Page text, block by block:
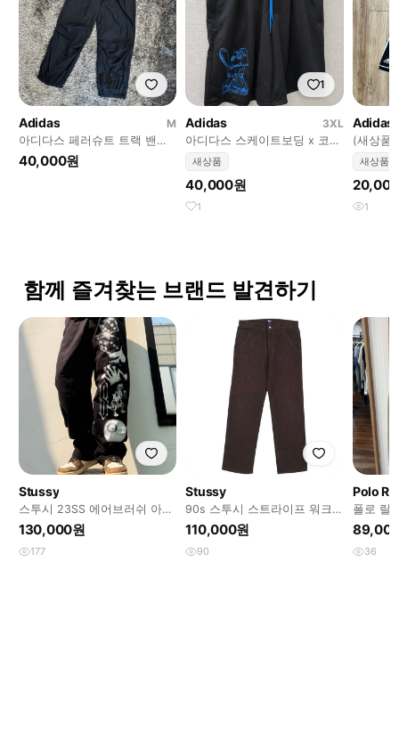
Adidas
M
아디다스 페러슈트 트랙 밴딩
팬츠 (M)
40,000원
1
Adidas
3XL
아디다스 스케이트보딩 x 코건
컬트 쇼츠 사이즈3XL 새제품
새상품
40,000원
1
Adidas
(새상품
새상품
1
함께 즐겨찾는 브랜드 발견하기
Stussy
스투시 23SS 에어브러쉬 아이
콘 비치 팬츠
130,000원
177
Stussy
90s 스투시 스트라이프 워크
팬츠
110,000원
90
Polo
폴로 랄
33/32
36